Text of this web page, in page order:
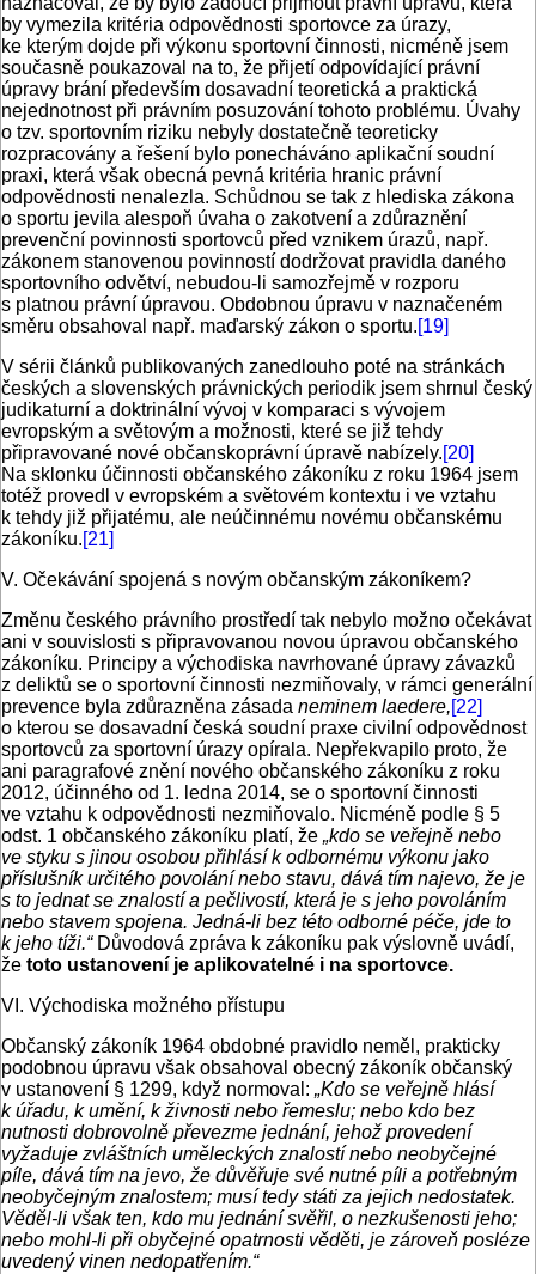
by vymezila kritéria odpovědnosti sportovce za úrazy,
ke kterým dojde při výkonu sportovní činnosti, nicméně jsem
současně poukazoval na to, že přijetí odpovídající právní
úpravy brání především dosavadní teoretická a praktická
nejednotnost při právním posuzování tohoto problému. Úvahy
o tzv. sportovním riziku nebyly dostatečně teoreticky
rozpracovány a řešení bylo ponecháváno aplikační soudní
praxi, která však obecná pevná kritéria hranic právní
odpovědnosti nenalezla. Schůdnou se tak z hlediska zákona
o sportu jevila alespoň úvaha o zakotvení a zdůraznění
prevenční povinnosti sportovců před vznikem úrazů, např.
zákonem stanovenou povinností dodržovat pravidla daného
sportovního odvětví, nebudou-li samozřejmě v rozporu
s platnou právní úpravou. Obdobnou úpravu v naznačeném
směru obsahoval např. maďarský zákon o sportu.[19]
V sérii článků publikovaných zanedlouho poté na stránkách
českých a slovenských právnických periodik jsem shrnul český
judikaturní a doktrinální vývoj v komparaci s vývojem
evropským a světovým a možnosti, které se již tehdy
připravované nové občanskoprávní úpravě nabízely.[20]
Na sklonku účinnosti občanského zákoníku z roku 1964 jsem
totéž provedl v evropském a světovém kontextu i ve vztahu
k tehdy již přijatému, ale neúčinnému novému občanskému
zákoníku.[21]
V. Očekávání spojená s novým občanským zákoníkem?
Změnu českého právního prostředí tak nebylo možno očekávat
ani v souvislosti s připravovanou novou úpravou občanského
zákoníku. Principy a východiska navrhované úpravy závazků
z deliktů se o sportovní činnosti nezmiňovaly, v rámci generální
prevence byla zdůrazněna zásada neminem laedere,[22]
o kterou se dosavadní česká soudní praxe civilní odpovědnost
sportovců za sportovní úrazy opírala. Nepřekvapilo proto, že
ani paragrafové znění nového občanského zákoníku z roku
2012, účinného od 1. ledna 2014, se o sportovní činnosti
ve vztahu k odpovědnosti nezmiňovalo. Nicméně podle § 5
odst. 1 občanského zákoníku platí, že „kdo se veřejně nebo
ve styku s jinou osobou přihlásí k odbornému výkonu jako
příslušník určitého povolání nebo stavu, dává tím najevo, že je
s to jednat se znalostí a pečlivostí, která je s jeho povoláním
nebo stavem spojena. Jedná-li bez této odborné péče, jde to
k jeho tíži.“Důvodová zpráva k zákoníku pak výslovně uvádí,
že toto ustanovení je aplikovatelné i na sportovce.
VI. Východiska možného přístupu
Občanský zákoník 1964 obdobné pravidlo neměl, prakticky
podobnou úpravu však obsahoval obecný zákoník občanský
v ustanovení § 1299, když normoval: „Kdo se veřejně hlásí
k úřadu, k umění, k živnosti nebo řemeslu; nebo kdo bez
nutnosti dobrovolně převezme jednání, jehož provedení
vyžaduje zvláštních uměleckých znalostí nebo neobyčejné
píle, dává tím na jevo, že důvěřuje své nutné píli a potřebným
neobyčejným znalostem; musí tedy státi za jejich nedostatek.
Věděl-li však ten, kdo mu jednání svěřil, o nezkušenosti jeho;
nebo mohl-li při obyčejné opatrnosti věděti, je zároveň posléze
uvedený vinen nedopatřením.“